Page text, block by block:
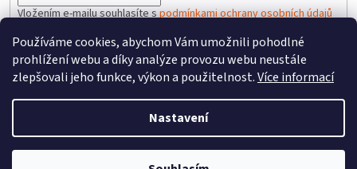
Používáme cookies, abychom Vám umožnili pohodlné
prohlížení webu a díky analýze provozu webu neustále
zlepšovali jeho funkce, výkon a použitelnost.Více informací
Nastavení
Vložením e-mailu souhlasíte spodmínkami ochrany osobních údajů
PŘIHLÁSIT SE
Vytvořil Shoptet